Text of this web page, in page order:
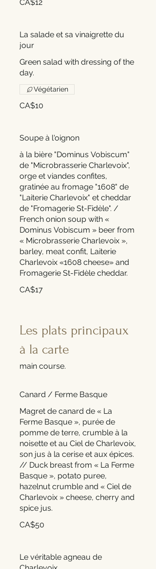
CA$12
La salade et sa vinaigrette du
jour
Green salad with dressing of the
day.
CA$10
Végétarien
Soupe à l'oignon
à la bière "Dominus Vobiscum"
de "Microbrasserie Charlevoix",
orge et viandes confites,
gratinée au fromage "1608" de
"Laiterie Charlevoix" et cheddar
de "Fromagerie St-Fidèle". /
French onion soup with «
Dominus Vobiscum » beer from
« Microbrasserie Charlevoix »,
barley, meat confit, Laiterie
Charlevoix «1608 cheese» and
Fromagerie St-Fidèle cheddar.
CA$17
Les plats principaux
à la carte
main course.
Canard / Ferme Basque
Magret de canard de « La
Ferme Basque », purée de
pomme de terre, crumble à la
noisette et au Ciel de Charlevoix,
son jus à la cerise et aux épices.
// Duck breast from « La Ferme
Basque », potato puree,
hazelnut crumble and « Ciel de
Charlevoix » cheese, cherry and
spice jus.
CA$50
Le véritable agneau de